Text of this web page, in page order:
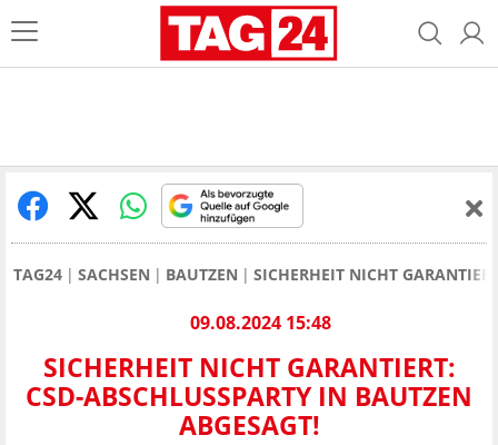
TAG24 SACHSEN BAUTZEN SICHERHEIT NICHT
09.08.2024 15:48
SICHERHEIT NICHT GARANTIERT:
CSD-ABSCHLUSSPARTY IN BAUTZEN
ABGESAGT!